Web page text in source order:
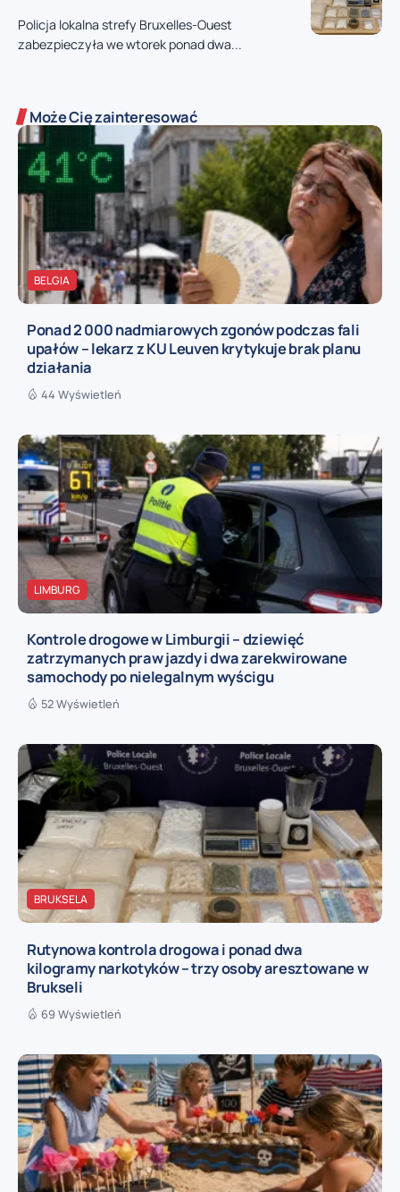
Policja lokalna strefy Bruxelles-Ouest
zabezpieczyła we wtorek ponad dwa...
Może Cię zainteresować
BELGIA
Ponad 2 000 nadmiarowych zgonów podczas fali
upałów – lekarz z KU Leuven krytykuje brak planu
działania
44 Wyświetleń
LIMBURG
Kontrole drogowe w Limburgii – dziewięć
zatrzymanych praw jazdy i dwa zarekwirowane
samochody po nielegalnym wyścigu
52 Wyświetleń
BRUKSELA
Rutynowa kontrola drogowa i ponad dwa
kilogramy narkotyków – trzy osoby aresztowane w
Brukseli
69 Wyświetleń